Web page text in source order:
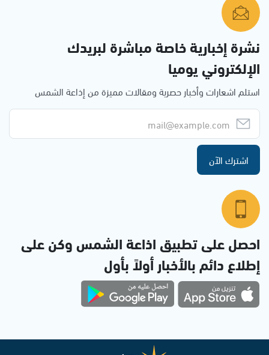
نشرة إخبارية خاصة مباشرة لبريدك
الإلكتروني يوميا
استلم اشعارات وأخبار حصرية ومقالات مميزة من إذاعة الشمس
اشترك الآن
احصل على تطبيق اذاعة الشمس وكن على
إطلاع دائم بالأخبار أولاً بأول